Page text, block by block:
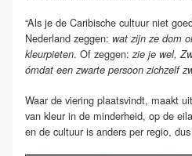
“Als je de Caribische cultuur niet
Nederland zeggen: wat zijn ze dom
kleurpieten. Of zeggen: zie je wel,
ómdat een zwarte persoon zichzelf
Waar de viering plaatsvindt, maakt
van kleur in de minderheid, op de
en de cultuur is anders per regio,